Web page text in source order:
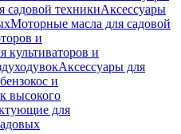
садовой техникиАксессуары
Моторные масла для садовой
и
культиваторов и
Аксессуары для
и
высокого
для